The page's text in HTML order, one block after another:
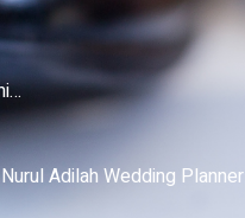
Nurul Adilah Wedding Planner